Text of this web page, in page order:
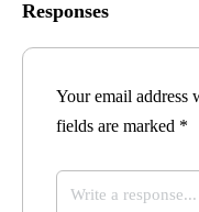
Responses
Your email address
fields are marked *